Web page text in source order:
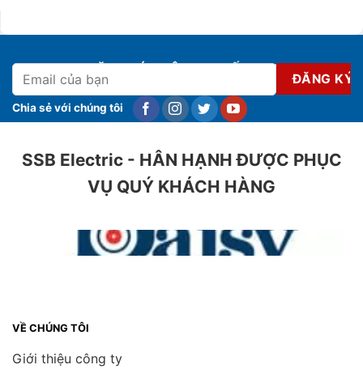
ĐĂNG KÝ NHẬN KHUYẾN MẠI
Chia sẻ với chúng tôi
SSB Electric - HÂN HẠNH ĐƯỢC PHỤC
VỤ QUÝ KHÁCH HÀNG
VỀ CHÚNG TÔI
Giới thiệu công ty